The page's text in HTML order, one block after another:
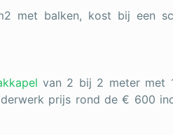
met balken, kost bij een
van 2 bij 2 meter met
prijs rond de € 600